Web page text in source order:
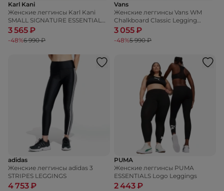
Karl Kani
Женские леггинсы Karl Kani
SMALL SIGNATURE ESSENTIAL
LEGGINGS
3 565 ₽
-48%6 990 ₽
Vans
Женские леггинсы Vans WM
Chalkboard Classic Legging
CLASSIC
3 055 ₽
-48%5 990 ₽
adidas
Женские леггинсы adidas 3
STRIPES LEGGINGS
4 753 ₽
PUMA
Женские леггинсы PUMA
ESSENTIALS Logo Leggings
2 443 ₽